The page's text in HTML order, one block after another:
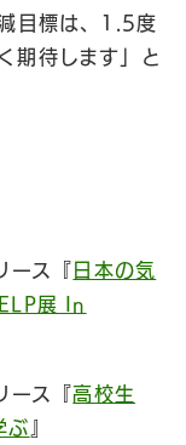
目標は、1.5度
期待します」と
ース『 日本の気
展 In
ース『高校生
ぶ